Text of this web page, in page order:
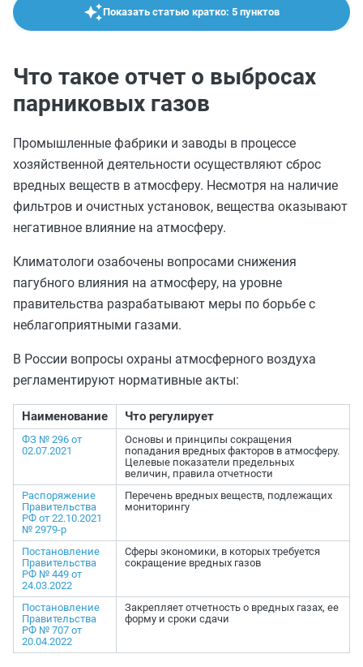
Показать статью кратко: 5 пунктов
Что такое отчет о выбросах
парниковых газов
Промышленные фабрики и заводы в процессе
хозяйственной деятельности осуществляют сброс
вредных веществ в атмосферу. Несмотря на наличие
фильтров и очистных установок, вещества оказывают
негативное влияние на атмосферу.
Климатологи озабочены вопросами снижения
пагубного влияния на атмосферу, на уровне
правительства разрабатывают меры по борьбе с
неблагоприятными газами.
В России вопросы охраны атмосферного воздуха
регламентируют нормативные акты:
Наименование Что регулирует
ФЗ № 296 от
02.07.2021
Основы и принципы сокращения
попадания вредных факторов в атмосферу.
Целевые показатели предельных
величин, правила отчетности
Распоряжение
Правительства
РФ от 22.10.2021
№ 2979-р
Перечень вредных веществ, подлежащих
мониторингу
Постановление
Правительства
РФ № 449 от
24.03.2022
Сферы экономики, в которых требуется
сокращение вредных газов
Постановление
Правительства
РФ № 707 от
20.04.2022
Закрепляет отчетность о вредных газах, ее
форму и сроки сдачи